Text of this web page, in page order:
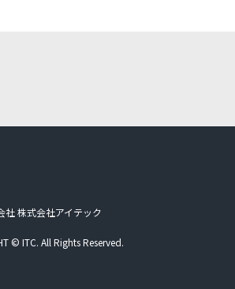
社 株式会社アイテック
© ITC. All Rights Reserved.